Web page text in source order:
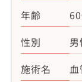
年齢
性別
男
施術名
血